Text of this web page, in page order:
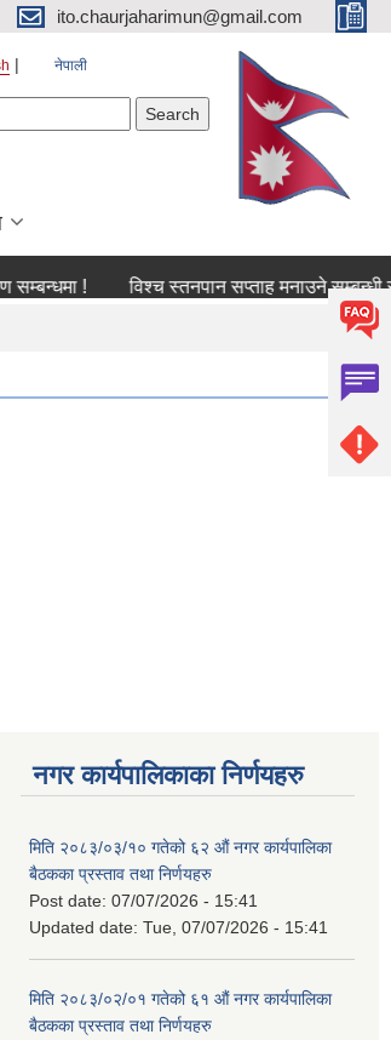
ito.chaurjaharimun@gmail.com
नेपाली
! विश्च स्तनपान सप्ताह मनाउने सम्बन्धी सूचना !
नगर कार्यपालिकाका निर्णयहरु
मिति २०८३/०३/१० गतेको ६२ औं नगर कार्यपालिका
बैठकका प्रस्ताव तथा निर्णयहरु
Post date: 07/07/2026 - 15:41
Updated date: Tue, 07/07/2026 - 15:41
मिति २०८३/०२/०१ गतेको ६१ औं नगर कार्यपालिका
बैठकका प्रस्ताव तथा निर्णयहरु